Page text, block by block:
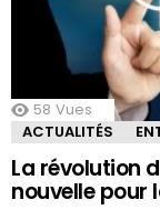
58 Vues
ACTUALITÉS
La révolution
nouvelle pour